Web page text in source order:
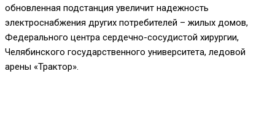
обновленная подстанция увеличит надежность
электроснабжения других потребителей – жилых домов,
Федерального центра сердечно-сосудистой хирургии,
Челябинского государственного университета, ледовой
арены «Трактор».